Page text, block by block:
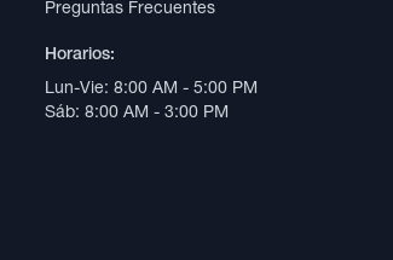
Preguntas Frecuentes
Horarios:
Lun-Vie: 8:00 AM - 5:00 PM
Sáb: 8:00 AM - 3:00 PM